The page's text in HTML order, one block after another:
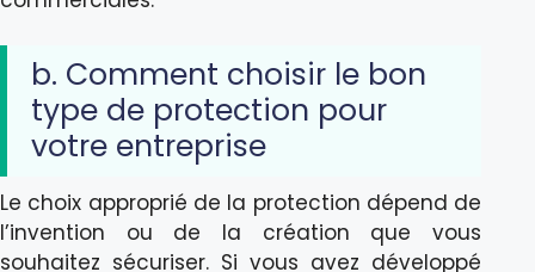
b. Comment choisir le bon
type de protection pour
votre entreprise
Le choix approprié de la protection dépend de
l’invention ou de la création que vous
souhaitez sécuriser. Si vous avez développé